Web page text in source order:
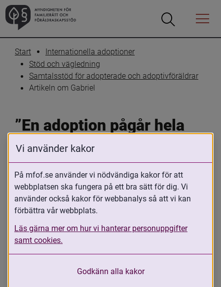
Öppna
Öppna
Menyn
Start
Internationella adoptioner
Stöd och vägledning
Samtalsstöd för adopterade och adoptivföräldrar
Artikeln om Gabriel
”En adoption pågår hela
livet”
Vi använder kakor
På mfof.se använder vi nödvändiga kakor för att
webbplatsen ska fungera på ett bra sätt för dig. Vi
använder också kakor för webbanalys så att vi kan
förbättra vår webbplats.
Läs gärna mer om hur vi hanterar personuppgifter
samt cookies.
Godkänn alla kakor